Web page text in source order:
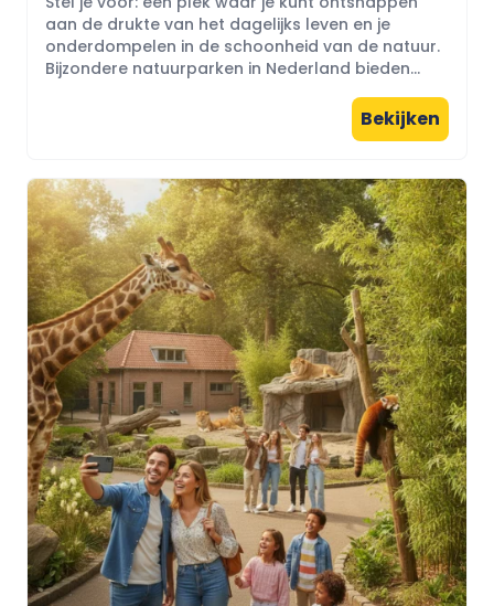
aan de drukte van het dagelijks leven en je
onderdompelen in de schoonheid van de natuur.
Bijzondere natuurparken in Nederland bieden...
Bekijken